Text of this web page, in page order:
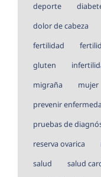
deporte
dolor de cabeza
fertilidad
gluten
migraña
mujer
prevenir
pruebas de
reserva ovarica
salud
salud